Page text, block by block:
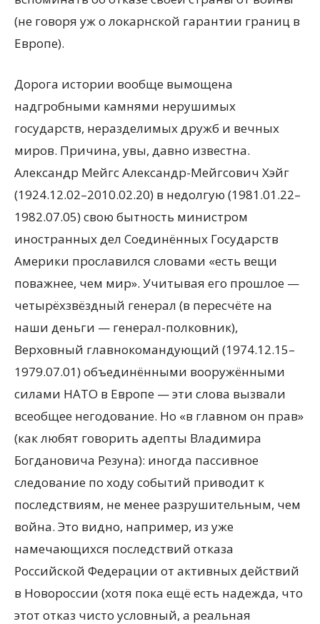
(не говоря уж о локарнской гарантии границ в
Европе).
Дорога истории вообще вымощена
надгробными камнями нерушимых
государств, неразделимых дружб и вечных
миров. Причина, увы, давно известна.
Александр Мейгс Александр-Мейгсович Хэйг
(1924.12.02–2010.02.20) в недолгую (1981.01.22–
1982.07.05) свою бытность министром
иностранных дел Соединённых Государств
Америки прославился словами «есть вещи
поважнее, чем мир». Учитывая его прошлое —
четырёхзвёздный генерал (в пересчёте на
наши деньги — генерал-полковник),
Верховный главнокомандующий (1974.12.15–
1979.07.01) объединёнными вооружёнными
силами НАТО в Европе — эти слова вызвали
всеобщее негодование. Но «в главном он прав»
(как любят говорить адепты Владимира
Богдановича Резуна): иногда пассивное
следование по ходу событий приводит к
последствиям, не менее разрушительным, чем
война. Это видно, например, из уже
намечающихся последствий отказа
Российской Федерации от активных действий
в Новороссии (хотя пока ещё есть надежда, что
этот отказ чисто условный, а реальная